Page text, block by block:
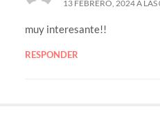
13 FEBRERO, 2024 A
muy interesante!!
RESPONDER